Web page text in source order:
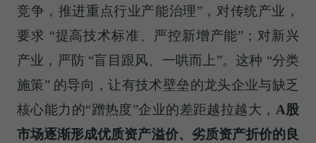
竞争，推进重点行业产能治理”，对传统产业，
要求 “提高技术标准、严控新增产能”；对新兴
产业，严防 “盲目跟风、一哄而上”。这种 “分类
施策” 的导向，让有技术壁垒的龙头企业与缺乏
核心能力的“蹭热度”企业的差距越拉越大， A股
市场逐渐形成优质资产溢价、劣质资产折价的良